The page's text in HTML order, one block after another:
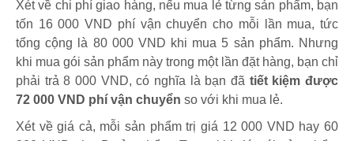
Xét về chi phí giao hàng, nếu mua lẻ từng sản phẩm, bạn
tốn 16 000 VND phí vận chuyển cho mỗi lần mua, tức
tổng cộng là 80 000 VND khi mua 5 sản phẩm. Nhưng
khi mua gói sản phẩm này trong một lần đặt hàng, bạn chỉ
phải trả 8 000 VND, có nghĩa là bạn đã tiết kiệm được
72 000 VND phí vận chuyển so với khi mua lẻ.
Xét về giá cả, mỗi sản phẩm trị giá 12 000 VND hay 60